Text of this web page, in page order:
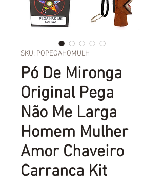
SKU: POPEGAHOMULH
Pó De Mironga
Original Pega
Não Me Larga
Homem Mulher
Amor Chaveiro
Carranca Kit